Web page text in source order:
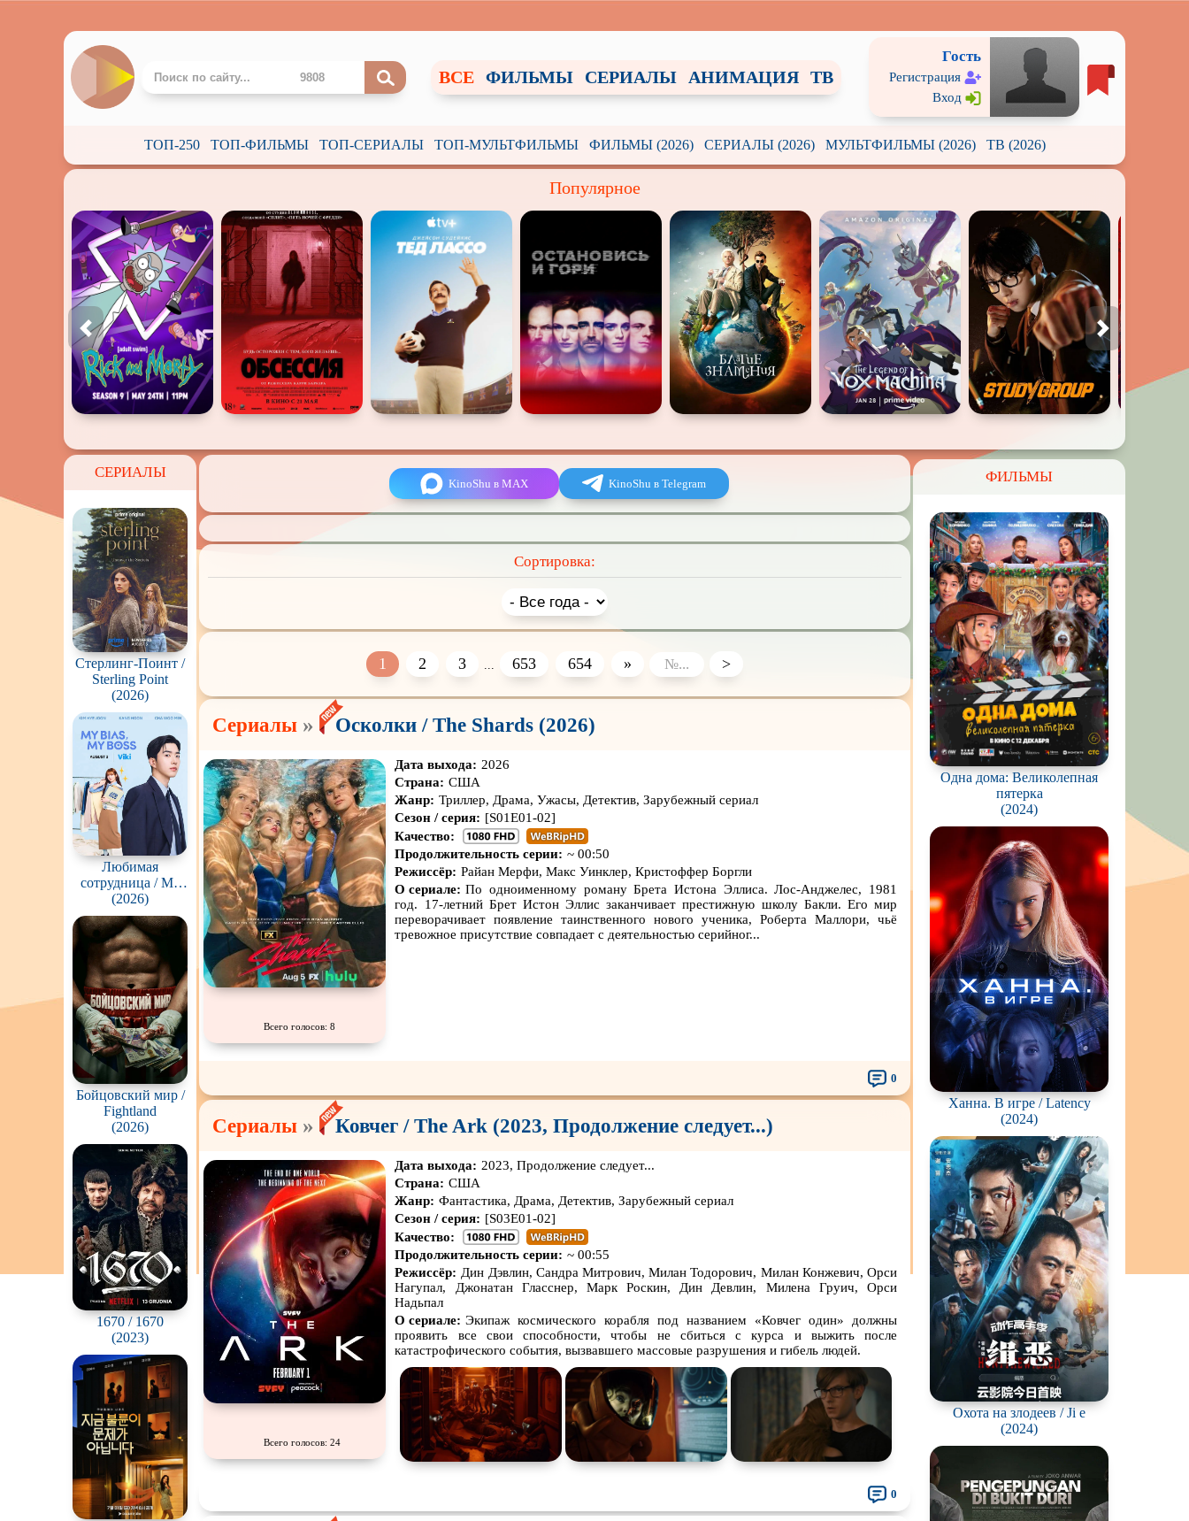
ВСЕ ФИЛЬМЫ СЕРИАЛЫ АНИМАЦИЯ ТВ
Гость
Регистрация
Вход
ТОП-250 ТОП-ФИЛЬМЫ ТОП-СЕРИАЛЫ ТОП-МУЛЬТФИЛЬМЫ ФИЛЬМЫ (2026) СЕРИАЛЫ (2026) МУЛЬТФИЛЬМЫ (2026) ТВ (2026)
Популярное
СЕРИАЛЫ
Стерлинг-Поинт /
Sterling Point
(2026)
Любимая
сотрудница / My
Bias, My Boss
(Choeaeui sawon)
(2026)
Бойцовский мир /
Fightland
(2026)
1670 / 1670
(2023)
KinoShu в MAX KinoShu в Telegram
Сортировка:
1 2 3 ... 653 654 » >
Сериалы » Осколки / The Shards (2026)
Всего голосов: 8
Дата выхода: 2026
Страна: США
Жанр: Триллер, Драма, Ужасы, Детектив, Зарубежный сериал
Сезон / серия: [S01E01-02]
Качество:
Продолжительность серии: ~ 00:50
Режиссёр: Райан Мерфи, Макс Уинклер, Кристоффер Боргли
О сериале: По одноименному роману Брета Истона Эллиса. Лос-Анджелес, 1981
год. 17-летний Брет Истон Эллис заканчивает престижную школу Бакли. Его мир
переворачивает появление таинственного нового ученика, Роберта Маллори, чьё
тревожное присутствие совпадает с деятельностью серийног...
0
Сериалы » Ковчег / The Ark (2023, Продолжение следует...)
Всего голосов: 24
Дата выхода: 2023, Продолжение следует...
Страна: США
Жанр: Фантастика, Драма, Детектив, Зарубежный сериал
Сезон / серия: [S03E01-02]
Качество:
Продолжительность серии: ~ 00:55
Режиссёр: Дин Дэвлин, Сандра Митрович, Милан Тодорович, Милан Конжевич, Орси
Нагyпал, Джонатан Гласснер, Марк Роскин, Дин Девлин, Милена Груич, Орси
Надьпал
О сериале: Экипаж космического корабля под названием «Ковчег один» должны
проявить все свои способности, чтобы не сбиться с курса и выжить после
катастрофического события, вызвавшего массовые разрушения и гибель людей.
0
ФИЛЬМЫ
Одна дома: Великолепная
пятерка
(2024)
Ханна. В игре / Latency
(2024)
Охота на злодеев / Ji e
(2024)